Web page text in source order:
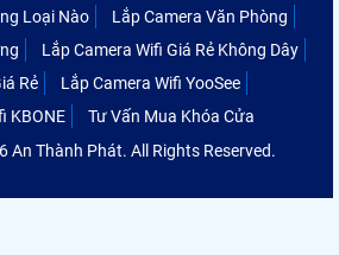
Loại Nào
Lắp Camera Văn Phòng
Lắp Camera Wifi Giá Rẻ Không Dây
Rẻ
Lắp Camera Wifi YooSee
KBONE
Tư Vấn Mua Khóa Cửa
An Thành Phát. All Rights Reserved.